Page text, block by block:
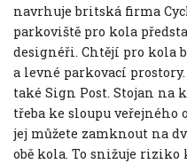
navrhuje britská firma
parkoviště pro kola
designéři. Chtějí pro kola
a levné parkovací
také Sign Post. Stojan na
třeba ke sloupu
jej můžete zamknout na
obě kola. To snižuje riziko